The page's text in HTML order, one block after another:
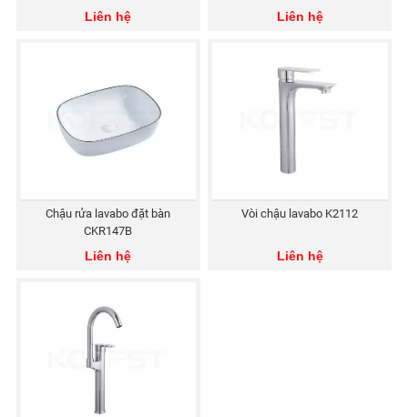
Liên hệ Liên hệ
Chậu rửa lavabo đặt bàn
CKR147B
Liên hệ
Vòi chậu lavabo K2112
Liên hệ